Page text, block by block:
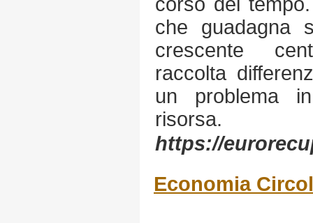
che guadagna
crescente
raccolta
un problema
risorsa.
https://
Economia